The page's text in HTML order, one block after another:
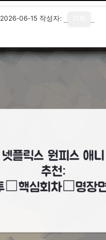
2026-06-15 작성자: